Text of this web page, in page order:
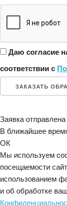
Даю согласие
соответствии с
ЗАКАЗАТЬ
Заявка отправлена
В ближайшее
ОК
Мы используем
посещаемости
использованием
и об обработке